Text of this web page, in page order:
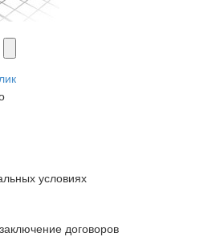
условиях
договоров